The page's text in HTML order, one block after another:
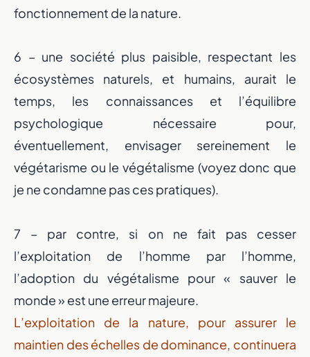
fonctionnement de la nature.
6 – une société plus paisible, respectant les
écosystèmes naturels, et humains, aurait le
temps, les connaissances et l’équilibre
psychologique nécessaire pour,
éventuellement, envisager sereinement le
végétarisme ou le végétalisme (voyez donc que
je ne condamne pas ces pratiques).
7 – par contre, si on ne fait pas cesser
l’exploitation de l’homme par l’homme,
l’adoption du végétalisme pour « sauver le
monde » est une erreur majeure.
L’exploitation de la nature, pour assurer le
maintien des échelles de dominance, continuera